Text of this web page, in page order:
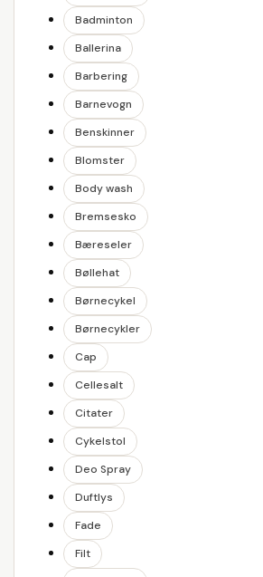
Badminton
Ballerina
Barbering
Barnevogn
Benskinner
Blomster
Body wash
Bremsesko
Bæreseler
Bøllehat
Børnecykel
Børnecykler
Cap
Cellesalt
Citater
Cykelstol
Deo Spray
Duftlys
Fade
Filt